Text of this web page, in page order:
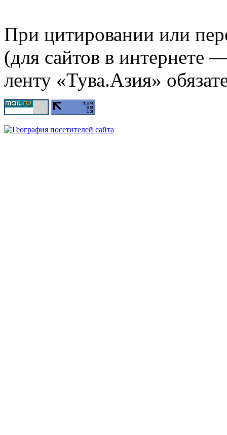
При цитировании или
(для сайтов в интернете
ленту «Тува.Азия»